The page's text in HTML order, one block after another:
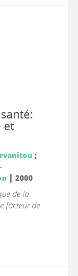
et
;
| 2000
de la
facteur de